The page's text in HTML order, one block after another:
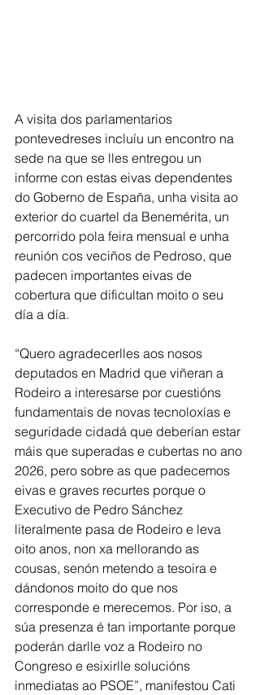
A visita dos parlamentarios
pontevedreses incluíu un encontro na
sede na que se lles entregou un
informe con estas eivas dependentes
do Goberno de España, unha visita ao
exterior do cuartel da Benemérita, un
percorrido pola feira mensual e unha
reunión cos veciños de Pedroso, que
padecen importantes eivas de
cobertura que dificultan moito o seu
día a día.
“Quero agradecerlles aos nosos
deputados en Madrid que viñeran a
Rodeiro a interesarse por cuestións
fundamentais de novas tecnoloxías e
seguridade cidadá que deberían estar
máis que superadas e cubertas no ano
2026, pero sobre as que padecemos
eivas e graves recurtes porque o
Executivo de Pedro Sánchez
literalmente pasa de Rodeiro e leva
oito anos, non xa mellorando as
cousas, senón metendo a tesoira e
dándonos moito do que nos
corresponde e merecemos. Por iso, a
súa presenza é tan importante porque
poderán darlle voz a Rodeiro no
Congreso e esixirlle solucións
inmediatas ao PSOE”, manifestou Cati